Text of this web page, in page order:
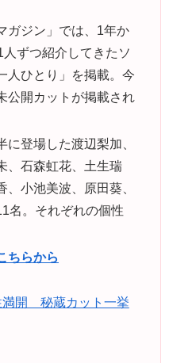
ガジン」では、1年か
ずつ紹介してきたソ
人ひとり」を掲載。今
公開カットが掲載され
登場した渡辺梨加、
、石森虹花、土生瑞
小池美波、原田葵、
名。それぞれの個性
ちらから
満開 秘蔵カット一挙